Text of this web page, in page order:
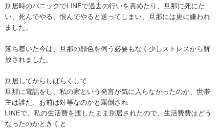
別居時のパニックでLINEで過去の行いを責めたり、旦那に死にた
い、死んでやる、恨んでやると送ってしまい、旦那には更に嫌われ
ました。
落ち着いた今は、旦那の顔色を伺う必要もなく少しストレスから解
放されました。
別居してからしばらくして
旦那に電話をし、私の家という発言が気に入らなかったのか、世帯
主は誰だ、お前は対等なのかと罵倒され
LINEで、私の生活費を渡したまま別居されたので、生活費費はどう
なったのかときくと